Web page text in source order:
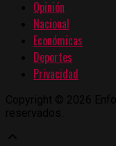
Opinión
Nacional
Económicas
Deportes
Privacidad